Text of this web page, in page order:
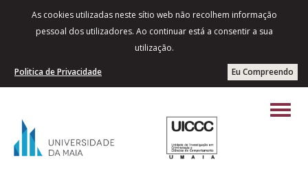
As cookies utilizadas neste sítio web não recolhem informação
pessoal dos utilizadores. Ao continuar está a consentir a sua
utilização.
Eu Compreendo
Politica de Privacidade